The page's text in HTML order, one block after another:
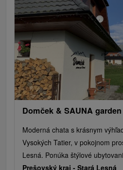
Domček & SAUNA
Moderná chata s krásnym
Vysokých Tatier, v pokojnom
Lesná. Ponúka štýlové
Prešovský kraj - Stará Lesná